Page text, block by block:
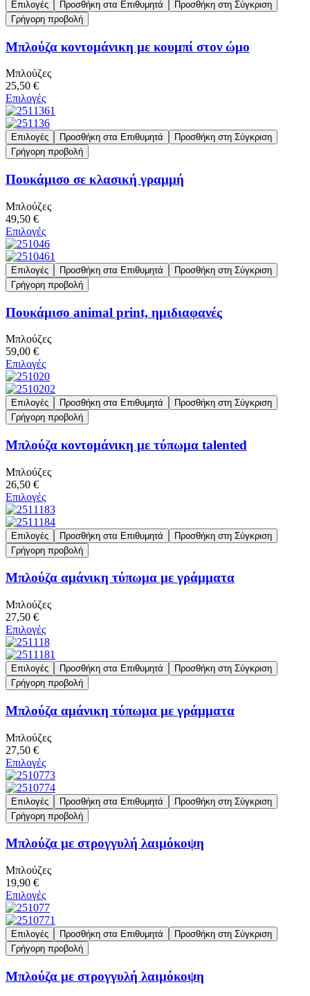
Επιλογές Προσθήκη στα Επιθυμητά
Προσθήκη στη Σύγκριση
Γρήγορη προβολή
Μπλούζα κοντομάνικη με κουμπί στον ώμο
Μπλούζες
25,50 €
Επιλογές
Επιλογές Προσθήκη στα Επιθυμητά
Προσθήκη στη Σύγκριση
Γρήγορη προβολή
Πουκάμισο σε κλασική γραμμή
Μπλούζες
49,50 €
Επιλογές
Επιλογές Προσθήκη στα Επιθυμητά
Προσθήκη στη Σύγκριση
Γρήγορη προβολή
Πουκάμισο animal print, ημιδιαφανές
Μπλούζες
59,00 €
Επιλογές
Επιλογές Προσθήκη στα Επιθυμητά
Προσθήκη στη Σύγκριση
Γρήγορη προβολή
Μπλούζα κοντομάνικη με τύπωμα talented
Μπλούζες
26,50 €
Επιλογές
Επιλογές Προσθήκη στα Επιθυμητά
Προσθήκη στη Σύγκριση
Γρήγορη προβολή
Μπλούζα αμάνικη τύπωμα με γράμματα
Μπλούζες
27,50 €
Επιλογές
Επιλογές Προσθήκη στα Επιθυμητά
Προσθήκη στη Σύγκριση
Γρήγορη προβολή
Μπλούζα αμάνικη τύπωμα με γράμματα
Μπλούζες
27,50 €
Επιλογές
Επιλογές Προσθήκη στα Επιθυμητά
Προσθήκη στη Σύγκριση
Γρήγορη προβολή
Μπλούζα με στρογγυλή λαιμόκοψη
Μπλούζες
19,90 €
Επιλογές
Επιλογές Προσθήκη στα Επιθυμητά
Προσθήκη στη Σύγκριση
Γρήγορη προβολή
Μπλούζα με στρογγυλή λαιμόκοψη